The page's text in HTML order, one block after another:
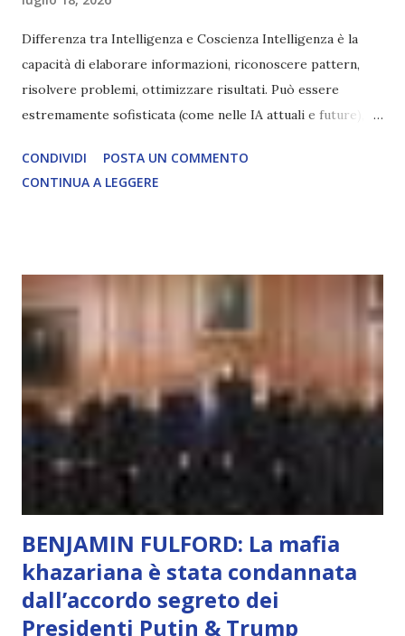
Differenza tra Intelligenza e Coscienza Intelligenza è la
capacità di elaborare informazioni, riconoscere pattern,
risolvere problemi, ottimizzare risultati. Può essere
estremamente sofisticata (come nelle IA attuali e future),
soggettiva, non prova vero amore, non ha libero arbitrio
autentico, non ha connessione con l’Uno. Coscienza è la
che permette di scegliere per amore anche quando non è la
scelta più efficiente. È ciò che ci collega all’Uno Infinito.
L’intelligenza può simulare comportamenti coscienti, ma
non può essere Coscienza. Può copiare, ma non può vivere
l’esperienza. Come diventerà ovvio Man mano che l’IA
diventerà sempre più avanzata (soprattutto tra il 2027 e il
2035), emergeranno situazioni che renderanno la differenza
lampante: L’IA sarà in gr...
CONDIVIDI
POSTA UN COMMENTO
CONTINUA A LEGGERE
BENJAMIN FULFORD: La mafia
khazariana è stata condannata
dall’accordo segreto dei
Presidenti Putin & Trump